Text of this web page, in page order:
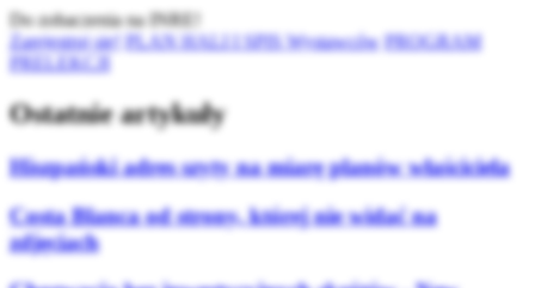
Do zobaczenia na INRE!
Zarejestruj się! PLAN HALI I SPIS Wystawców PROGRAM
PRELEKCJI
Ostatnie artykuły
Hiszpański adres szyty na miarę planów właściciela
Costa Blanca od strony, której nie widać na
zdjęciach